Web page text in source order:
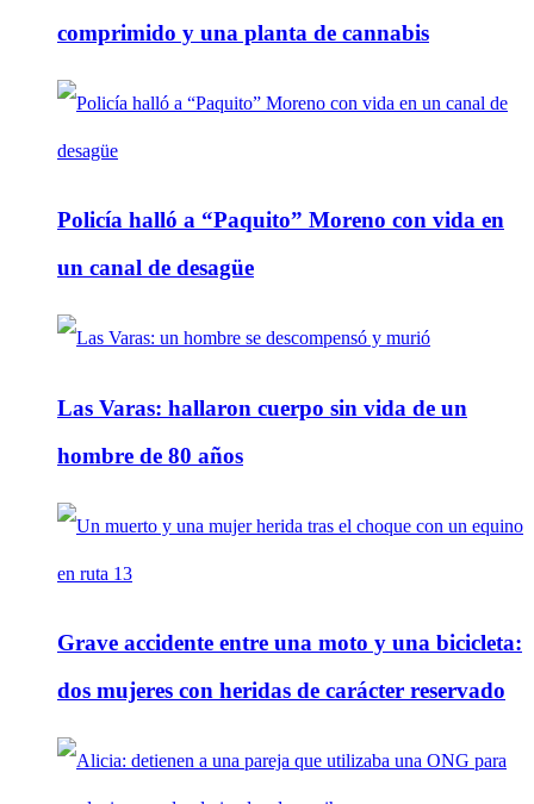
comprimido y una planta de cannabis
Policía halló a “Paquito” Moreno con vida en
un canal de desagüe
Las Varas: hallaron cuerpo sin vida de un
hombre de 80 años
Grave accidente entre una moto y una bicicleta:
dos mujeres con heridas de carácter reservado